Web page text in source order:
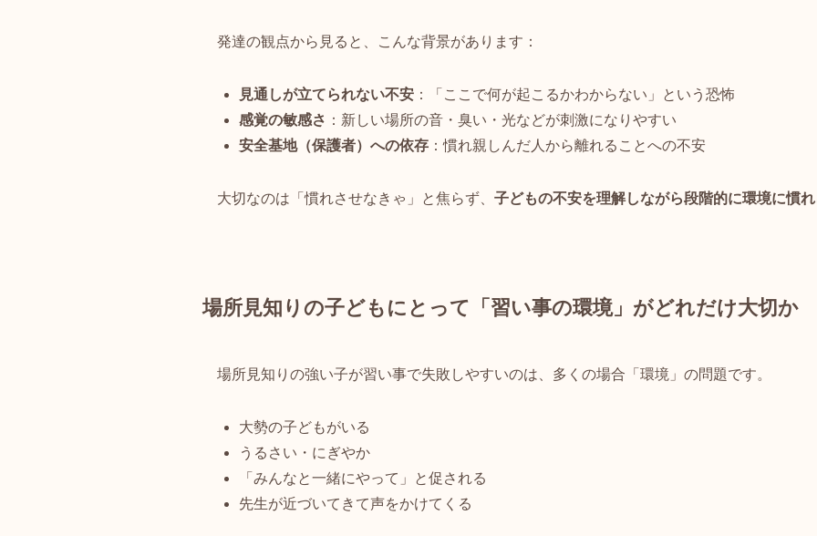
発達の観点から見ると、こんな背景があります：
見通しが立てられない不安 ：「ここで何が起こるかわからない」という恐怖
感覚の敏感さ ：新しい場所の音・臭い・光などが刺激になりやすい
安全基地（保護者）への依存 ：慣れ親しんだ人から離れることへの不安
大切なのは「慣れさせなきゃ」と焦らず、 子どもの不安を理解しながら段階的に環境に慣
場所見知りの子どもにとって「習い事の環境」がどれだけ大切か
場所見知りの強い子が習い事で失敗しやすいのは、多くの場合「環境」の問題です。
大勢の子どもがいる
うるさい・にぎやか
「みんなと一緒にやって」と促される
先生が近づいてきて声をかけてくる